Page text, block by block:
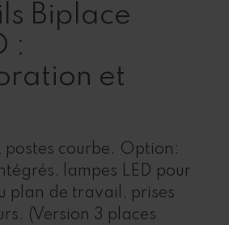
Biplace
:
et
postes courbe. Option:
lampes LED pour
plan de travail, prises
(Version 3 places